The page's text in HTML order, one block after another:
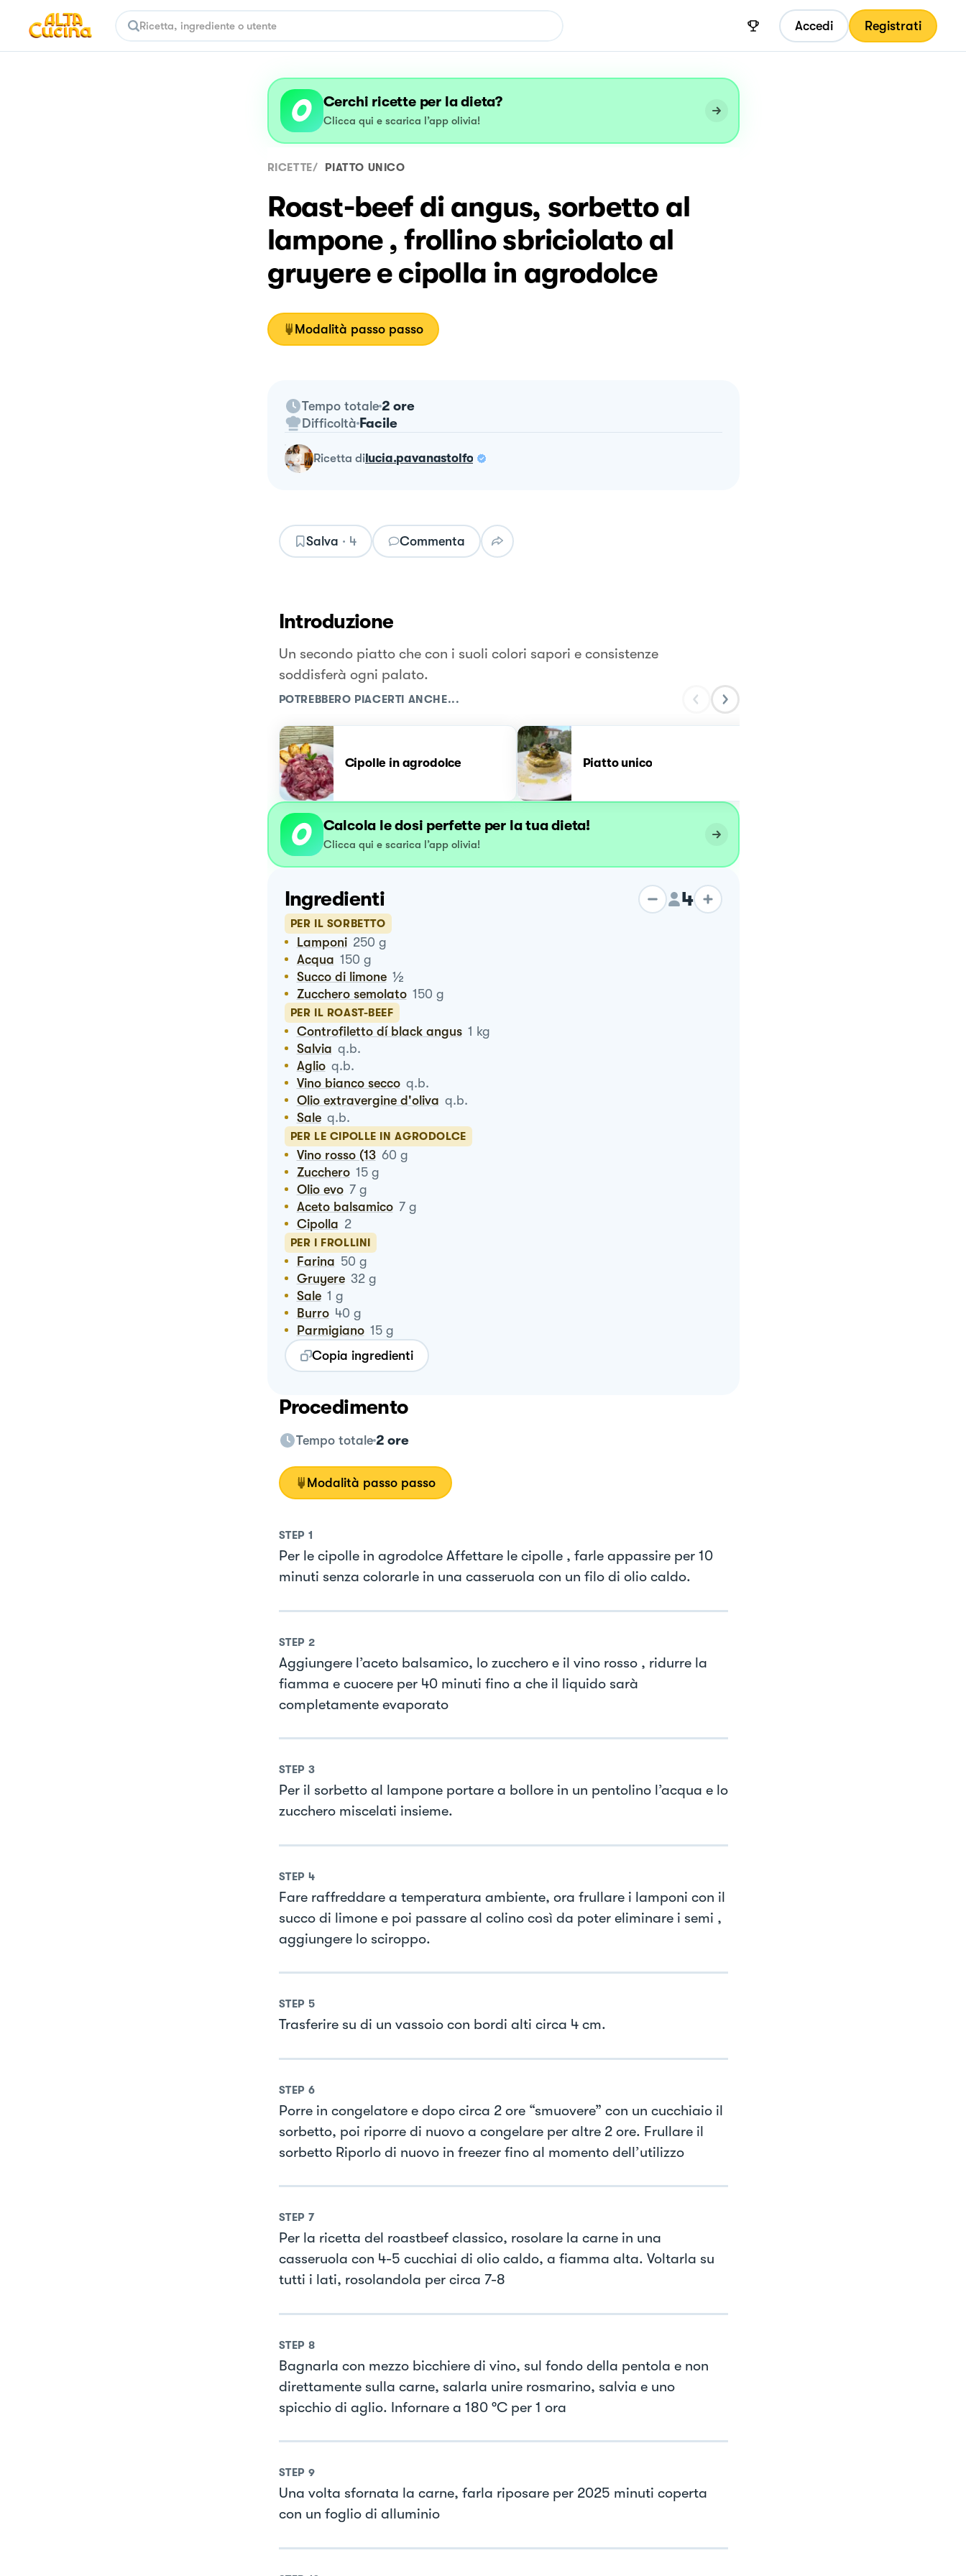
Accedi Registrati
Cerchi ricette per la dieta?
Clicca qui e scarica l’app olivia!
RICETTE/ PIATTO UNICO
Roast-beef di angus, sorbetto al
lampone , frollino sbriciolato al
gruyere e cipolla in agrodolce
Modalità passo passo
Tempo totale 2 ore
Difficoltà Facile
ricetta dilucia.pavanastolfo
Salva · 4 Commenta
Introduzione
Un secondo piatto che con i suoli colori sapori e consistenze
soddisferà ogni palato.
POTREBBERO PIACERTI ANCHE...
Cipolle in agrodolce Piatto unico
Calcola le dosi perfette per la tua dieta!
Clicca qui e scarica l’app olivia!
Ingredienti 4
PER IL SORBETTO
Lamponi 250 g
Acqua 150 g
Succo di limone ½
Zucchero semolato 150 g
PER IL ROAST-BEEF
Controfiletto dí black angus 1 kg
Salvia q.b.
Aglio q.b.
Vino bianco secco q.b.
Olio extravergine d'oliva q.b.
Sale q.b.
PER LE CIPOLLE IN AGRODOLCE
Vino rosso (13 60 g
Zucchero 15 g
Olio evo 7 g
Aceto balsamico 7 g
Cipolla 2
PER I FROLLINI
Farina 50 g
Gruyere 32 g
Sale 1 g
Burro 40 g
Parmigiano 15 g
Copia ingredienti
Procedimento
Tempo totale 2 ore
Modalità passo passo
STEP 1
Per le cipolle in agrodolce Affettare le cipolle , farle appassire per 10
minuti senza colorarle in una casseruola con un filo di olio caldo.
STEP 2
Aggiungere l’aceto balsamico, lo zucchero e il vino rosso , ridurre la
fiamma e cuocere per 40 minuti fino a che il liquido sarà
completamente evaporato
STEP 3
Per il sorbetto al lampone portare a bollore in un pentolino l’acqua e lo
zucchero miscelati insieme.
STEP 4
Fare raffreddare a temperatura ambiente, ora frullare i lamponi con il
succo di limone e poi passare al colino così da poter eliminare i semi ,
aggiungere lo sciroppo.
STEP 5
Trasferire su di un vassoio con bordi alti circa 4 cm.
STEP 6
Porre in congelatore e dopo circa 2 ore “smuovere” con un cucchiaio il
sorbetto, poi riporre di nuovo a congelare per altre 2 ore. Frullare il
sorbetto Riporlo di nuovo in freezer fino al momento dell’utilizzo
STEP 7
Per la ricetta del roastbeef classico, rosolare la carne in una
casseruola con 4-5 cucchiai di olio caldo, a fiamma alta. Voltarla su
tutti i lati, rosolandola per circa 7-8
STEP 8
Bagnarla con mezzo bicchiere di vino, sul fondo della pentola e non
direttamente sulla carne, salarla unire rosmarino, salvia e uno
spicchio di aglio. Infornare a 180 °C per 1 ora
STEP 9
Una volta sfornata la carne, farla riposare per 2025 minuti coperta
con un foglio di alluminio